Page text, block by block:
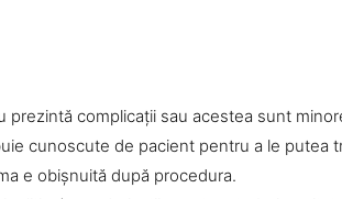
prezintă complicaţii sau acestea sunt
cunoscute de pacient pentru a le putea
e obişnuită după procedura.